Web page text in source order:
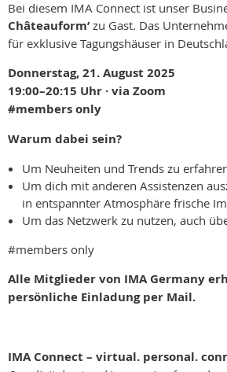
Bei diesem IMA Connect ist unser
Châteauform’ zu Gast. Das
für exklusive Tagungshäuser in
Donnerstag, 21.August 2025
19:00–20:15 Uhr · via Zoom
#members only
Warum dabei sein?
Um Neuheiten und Trends zu
Um dich mit anderen Assistenzen
in entspannter Atmosphäre frische
Um das Netzwerk zu nutzen, auch
#members only
Alle Mitglieder von IMA Germany
persönliche Einladung per Mail.
IMA Connect – virtual. personal.